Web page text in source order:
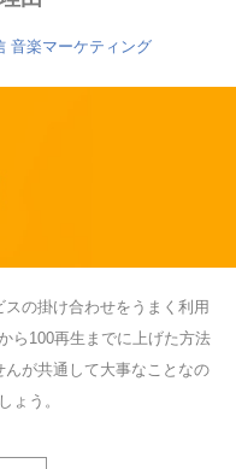
音楽マーケティング
の掛け合わせをうまく利用
ら100再生までに上げた方法
が共通して大事なことなの
ょう。